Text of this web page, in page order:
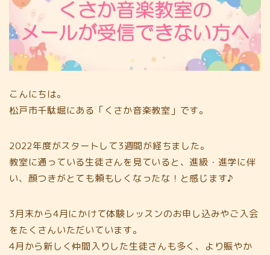
こんにちは。
松戸市千駄堀にある「くさか音楽教室」です。
2022年度がスタートして3週間が経ちました。
教室に通っている生徒さんを見ていると、進級・進学に伴
い、顔つきがとても頼もしくなったな！と感じます♪
3月末から4月にかけて体験レッスンのお申し込みやご入会
をたくさんいただいています。
4月から新しく仲間入りした生徒さんも多く、より賑やか